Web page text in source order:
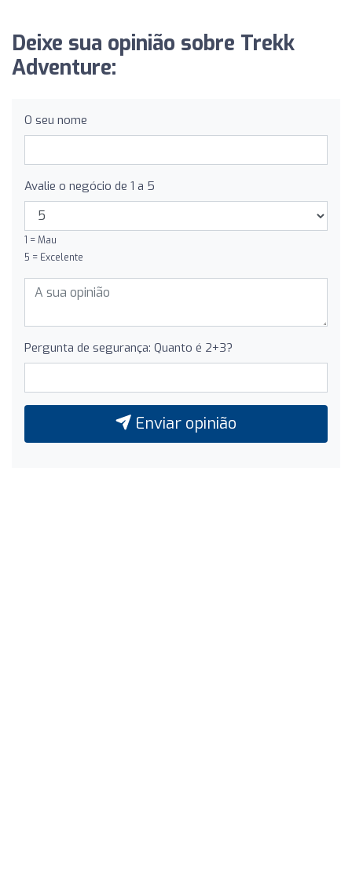
Deixe sua opinião sobre Trekk
Adventure:
O seu nome
Avalie o negócio de 1 a 5
1 = Mau
5 = Excelente
Pergunta de segurança: Quanto é 2+3?
Enviar opinião